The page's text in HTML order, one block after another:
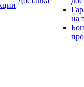
на